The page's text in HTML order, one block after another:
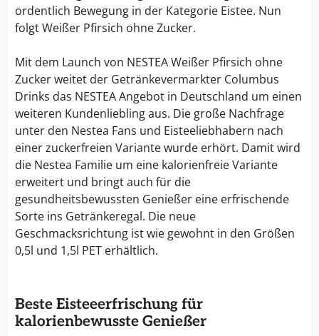
ordentlich Bewegung in der Kategorie Eistee. Nun
folgt Weißer Pfirsich ohne Zucker.
Mit dem Launch von NESTEA Weißer Pfirsich ohne
Zucker weitet der Getränkevermarkter Columbus
Drinks das NESTEA Angebot in Deutschland um einen
weiteren Kundenliebling aus. Die große Nachfrage
unter den Nestea Fans und Eisteeliebhabern nach
einer zuckerfreien Variante wurde erhört. Damit wird
die Nestea Familie um eine kalorienfreie Variante
erweitert und bringt auch für die
gesundheitsbewussten Genießer eine erfrischende
Sorte ins Getränkeregal. Die neue
Geschmacksrichtung ist wie gewohnt in den Größen
0,5l und 1,5l PET erhältlich.
Beste Eisteeerfrischung für
kalorienbewusste Genießer